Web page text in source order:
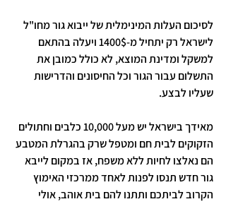
לסיכום העלות המינימלית של ייבוא גור מחו"ל
לישראל רק יתחיל מ-1400$ ויעלה בהתאם
למשקל ומדינת המוצא, לא כולל כמובן את
התשלום עבור הגור וכל החיסונים והדרישות
שעליו לבצע.
מאידך בישראל יש מעל 10,000 כלבים וחתולים
הזקוקים לבית חם ומטפל שרק בהגרלת המטבע
הם נאלצו לחיות ללא משפח, אז במקום לייבא
גור חדש תנסו לפנות לאחד ממרכזי האימוץ
הקרוב לביתכם ותתנו להם בית אוהב, אולי